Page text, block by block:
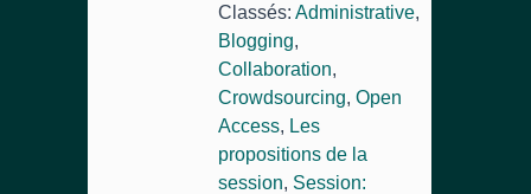
Classés: Administrative,
Blogging,
Collaboration,
Crowdsourcing, Open
Access, Les
propositions de la
session, Session: